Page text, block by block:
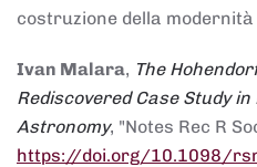
costruzione della
Ivan Malara, The
Rediscovered Case Study
Astronomy, "Notes Rec R
https://doi.org/10.1098/